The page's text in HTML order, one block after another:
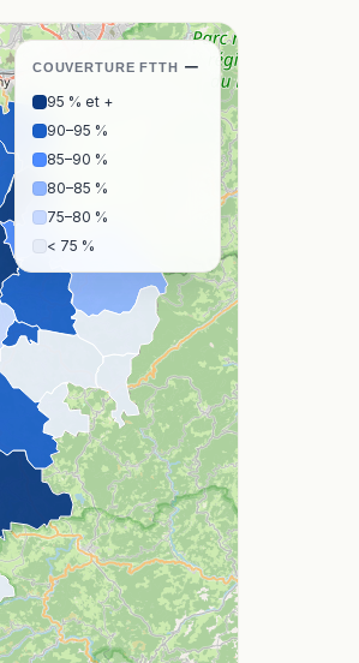
COUVERTURE FTTH −
95 % et +
90–95 %
85–90 %
80–85 %
75–80 %
< 75 %